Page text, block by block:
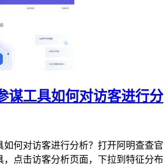
谋工具如何对访客进行分
如何对访客进行分析？打开阿明查查官
，点击访客分析页面，下拉到特征分布